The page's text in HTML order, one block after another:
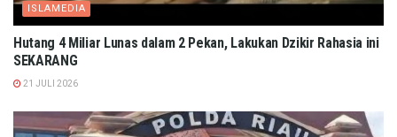
ISLAMEDIA
Hutang 4 Miliar Lunas dalam 2 Pekan, Lakukan Dzikir Rahasia ini
SEKARANG
21 JULI 2026